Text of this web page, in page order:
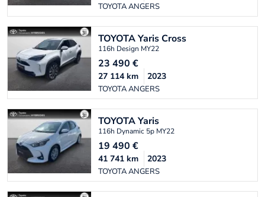
TOYOTA ANGERS
TOYOTAYaris Cross
116h Design MY22
23 490 €
TOYOTA ANGERS
27 114 km 2023
TOYOTAYaris
116h Dynamic 5p MY22
19 490 €
TOYOTA ANGERS
41 741 km 2023